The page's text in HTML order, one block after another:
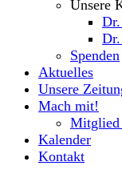
Unsere
Spenden
Aktuelles
Unsere
Mach mit!
Mitglied
Kalender
Kontakt